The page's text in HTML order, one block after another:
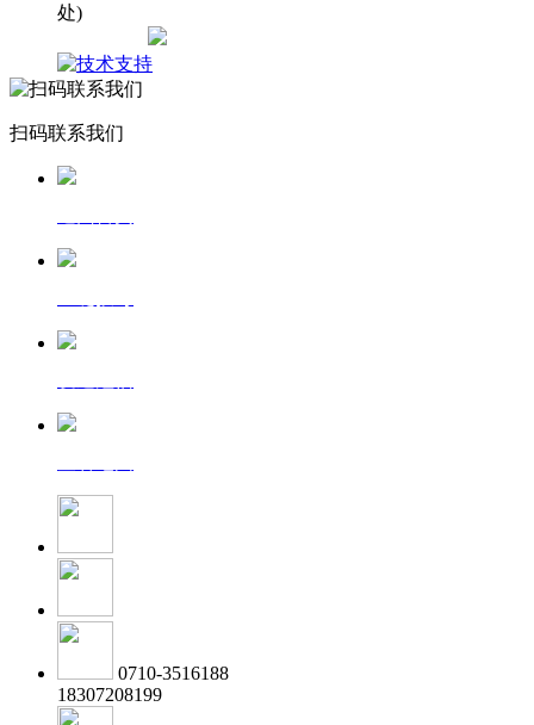
处)
扫码联系我们
0710-3516188
18307208199